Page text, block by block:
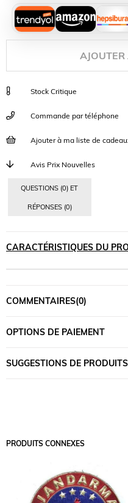
Stock Critique
Commande par téléphone
Ajouter à ma liste de
Avis Prix Nouvelles
QUESTIONS (0) ET
RÉPONSES (0)
CARACTÉRISTIQUES DU
COMMENTAIRES(0)
OPTIONS DE PAIEMENT
SUGGESTIONS DE PRODUITS
PRODUITS CONNEXES